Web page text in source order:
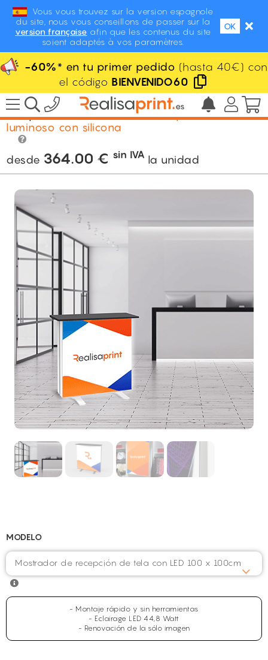
Vous vous trouvez sur la version espagnole
du site, nous vous conseillons de passer sur la
version française afin que les contenus du site
soient adaptés à vos paramètres.
OK
-60%* en tu primer pedido (hasta 40€) con
el código BIENVENIDO60
/ Expositores / Displays / Mostradores de
recepción / Mostrador de recepción textil
luminoso con silicona
desde 364.00 € sin IVA la unidad
MODELO
Mostrador de recepción de tela con LED 100 x 100cm
- Montaje rápido y sin herramientas
- Eclairage LED 44,8 Watt
- Renovación de la sólo imagen